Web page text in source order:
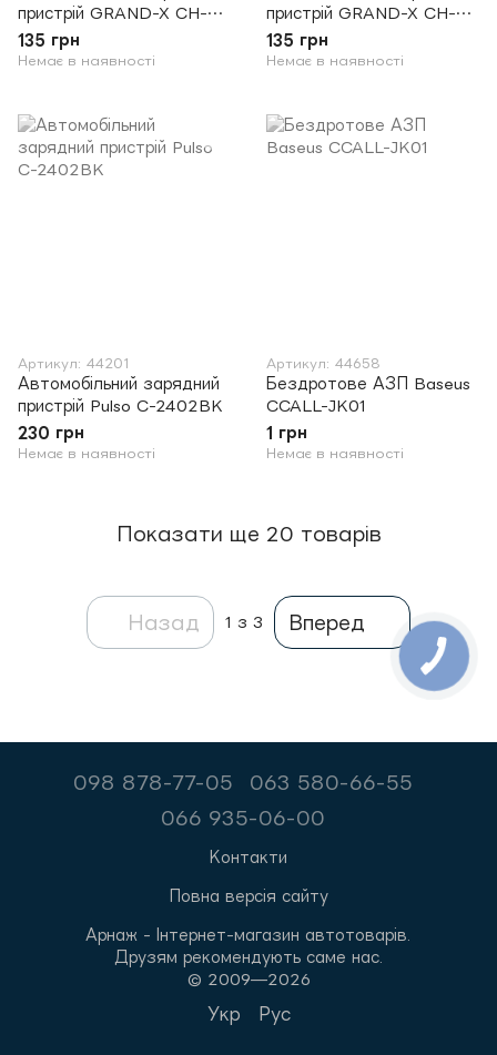
пристрій GRAND-X CH-
07DG
135 грн
Немає в наявності
пристрій GRAND-X CH-
07LG
135 грн
Немає в наявності
Артикул: 44201
Автомобільний зарядний
пристрій Pulso C-2402BK
230 грн
Немає в наявності
Артикул: 44658
Бездротове АЗП Baseus
CCALL-JK01
1 грн
Немає в наявності
Показати ще 20 товарів
Назад 1 з 3 Вперед
098 878-77-05
063 580-66-55
066 935-06-00
Контакти
Повна версія сайту
Арнаж - Інтернет-магазин автотоварів.
Друзям рекомендують саме нас.
© 2009—2026
Укр Рус